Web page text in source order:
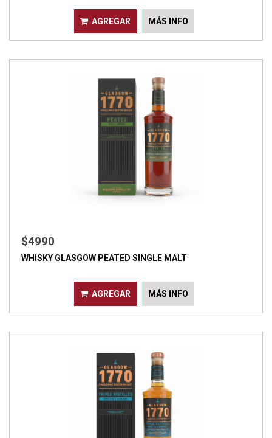
AGREGAR MÁS INFO
$4990
WHISKY GLASGOW PEATED SINGLE MALT
AGREGAR MÁS INFO